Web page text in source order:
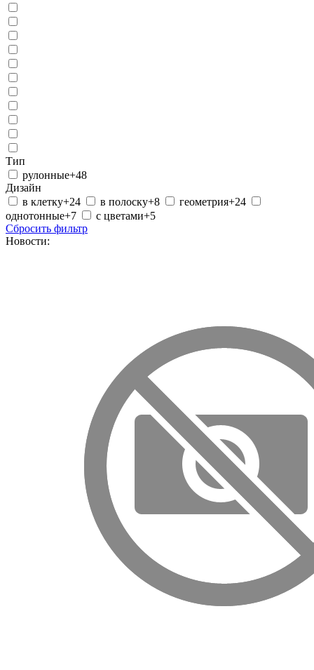
Тип
рулонные+48
Дизайн
в клетку+24 в полоску+8 геометрия+24
однотонные+7 с цветами+5
Сбросить фильтр
Новости: